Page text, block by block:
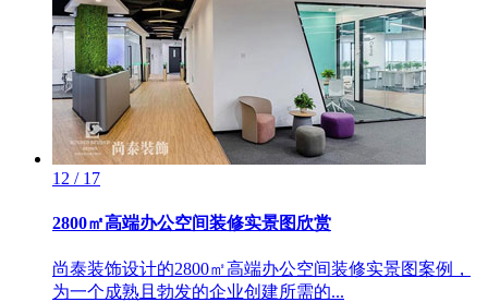
12 / 17
2800㎡高端办公空间装修实景图欣赏
尚泰装饰设计的2800㎡高端办公空间装修实景图案例，
为一个成熟且勃发的企业创建所需的...